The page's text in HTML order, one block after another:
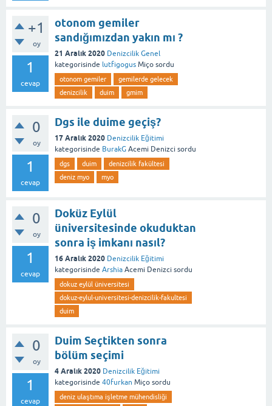
+1
oy
1
cevap
otonom gemiler
sandığımızdan yakın mı ?
21 Aralık 2020 Denizcilik Genel
kategorisinde lutfigogus Miço sordu
otonom gemiler
gemilerde gelecek
denizcilik
duim gmim
0
oy
1
cevap
Dgs ile duime geçiş?
17 Aralık 2020 Denizcilik Eğitimi
kategorisinde BurakG Acemi Denizci sordu
dgs duim
denizcilik fakültesi
deniz myo
myo
0
oy
1
cevap
Doküz Eylül
üniversitesinde okuduktan
sonra iş imkanı nasıl?
16 Aralık 2020 Denizcilik Eğitimi
kategorisinde Arshia Acemi Denizci sordu
dokuz eylül üniversitesi
dokuz-eylul-universitesi-denizcilik-fakultesi
duim
0
oy
1
cevap
Duim Seçtikten sonra
bölüm seçimi
4 Aralık 2020 Denizcilik Eğitimi
kategorisinde 40furkan Miço sordu
deniz ulaştıma işletme mühendisliği